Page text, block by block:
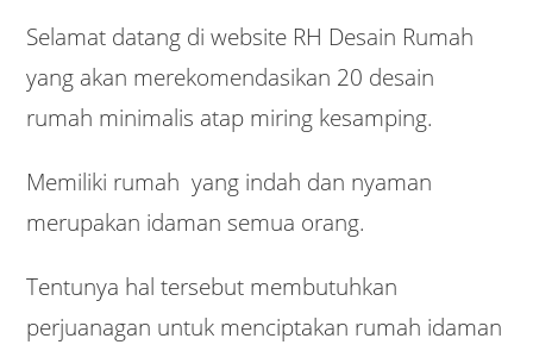
Selamat datang di website RH Desain Rumah
yang akan merekomendasikan 20 desain
rumah minimalis atap miring kesamping.
Memiliki rumah yang indah dan nyaman
merupakan idaman semua orang.
Tentunya hal tersebut membutuhkan
perjuanagan untuk menciptakan rumah idaman